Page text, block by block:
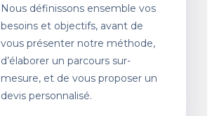
Nous définissons ensemble vos
besoins et objectifs, avant de
vous présenter notre méthode,
d’élaborer un parcours sur-
mesure, et de vous proposer un
devis personnalisé.